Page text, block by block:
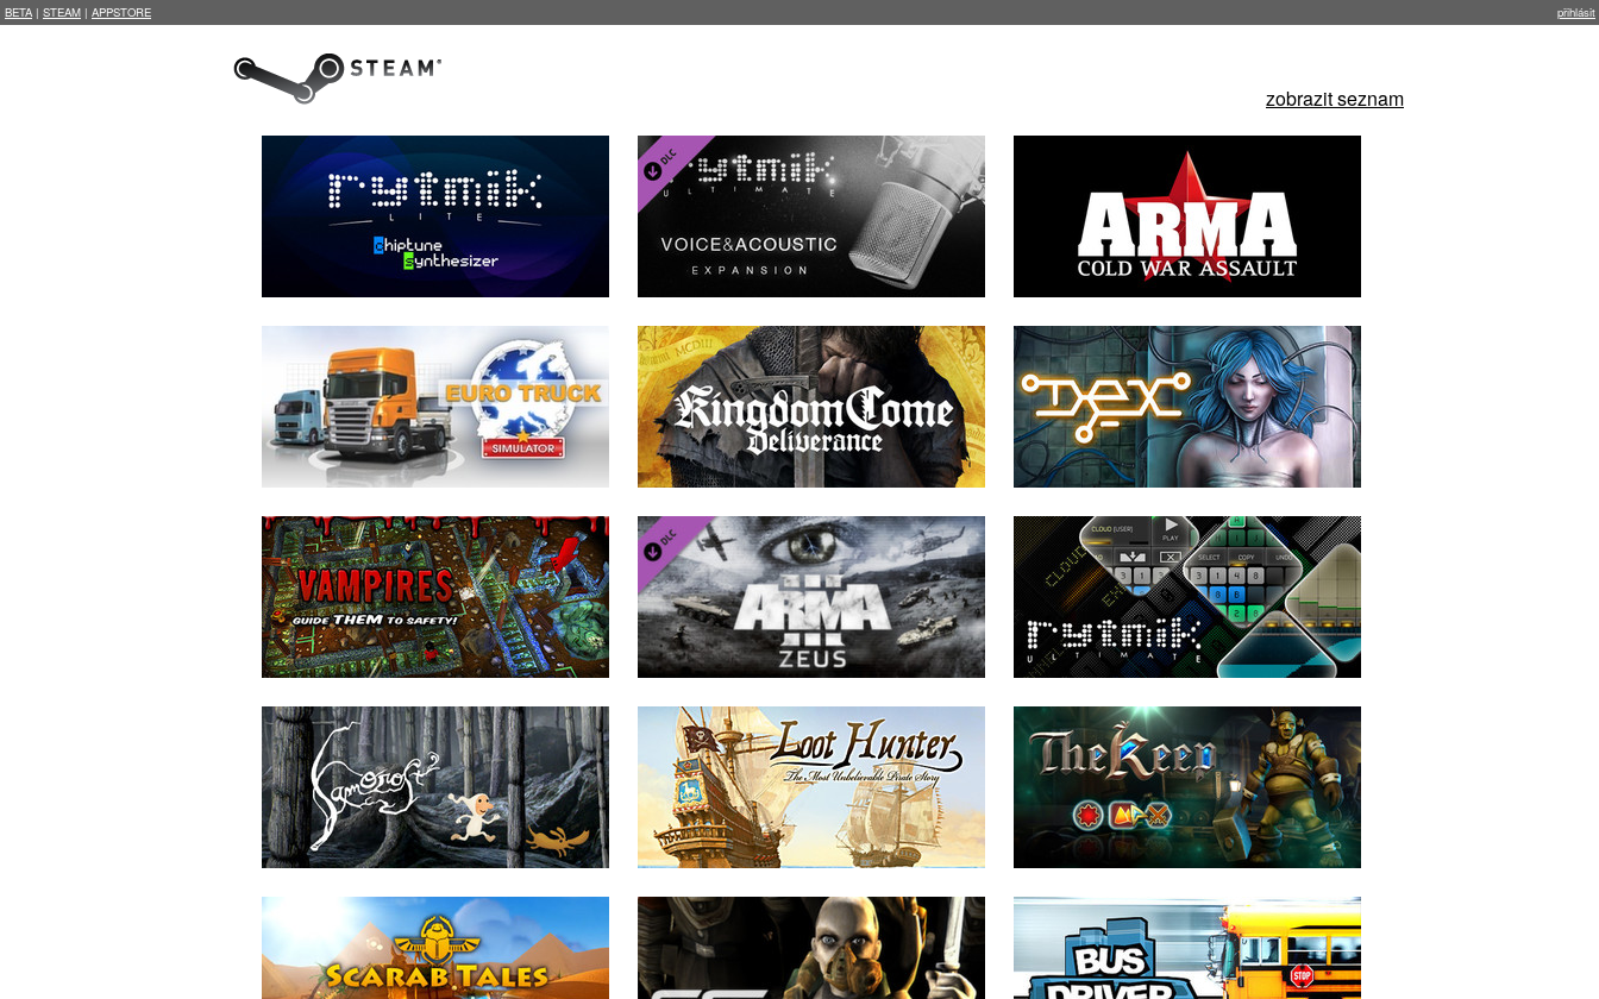
BETA | STEAM | APPSTORE přihlásit
zobrazit seznam